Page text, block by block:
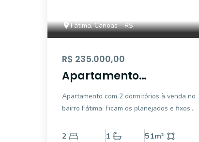
Fátima, Canoas - RS
R$ 235.000,00
Apartamento
semimobiliado a venda
no bairro Fátima em
Apartamento com 2 dormitórios à venda no
bairro Fátima. Ficam os planejados e fixos
social. Área de serviço. 51m2 de área
2 1 51m²